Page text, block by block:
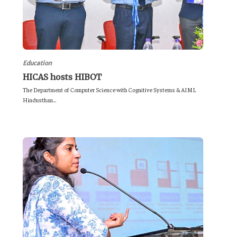
Education
HICAS hosts HIBOT
The Department of Computer Science with Cognitive Systems & AIML
Hindusthan...